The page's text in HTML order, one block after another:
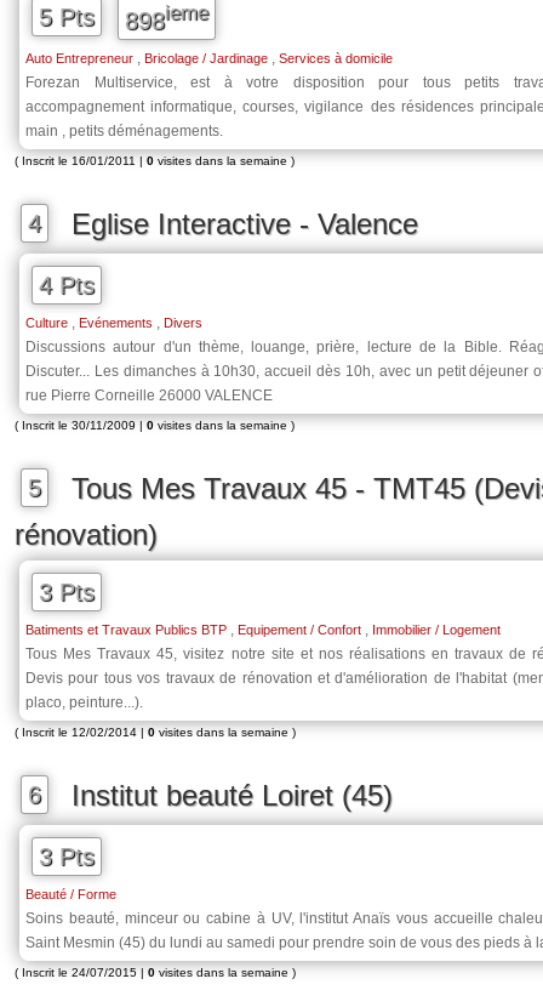
5 Pts 898ieme
Auto Entrepreneur Bricolage / Jardinage Services à domicile
Forezan Multiservice, est à votre disposition pour tous petits
accompagnement informatique, courses, vigilance des résidences
main , petits déménagements.
( Inscrit le 16/01/2011 | 0 visites dans la semaine )
4 Eglise Interactive - Valence
4 Pts
Culture , Evénements , Divers
Discussions autour d'un thème, louange, prière, lecture de la Bible.
Discuter... Les dimanches à 10h30, accueil dès 10h, avec un petit déjeuner
rue Pierre Corneille 26000 VALENCE
( Inscrit le 30/11/2009 | 0 visites dans la semaine )
5
Tous Mes Travaux 45 - TMT45
rénovation)
3 Pts
Batiments et Travaux Publics BTP , Equipement / Confort , Immobilier / Logement
Tous Mes Travaux 45, visitez notre site et nos réalisations en travaux de
Devis pour tous vos travaux de rénovation et d'amélioration de l'habitat
placo, peinture...).
( Inscrit le 12/02/2014 | 0 visites dans la semaine )
6 Institut beauté Loiret (45)
3 Pts
Beauté / Forme
Soins beauté, minceur ou cabine à UV, l'institut Anaïs vous accueille
Saint Mesmin (45) du lundi au samedi pour prendre soin de vous des pieds à
( Inscrit le 24/07/2015 | 0 visites dans la semaine )